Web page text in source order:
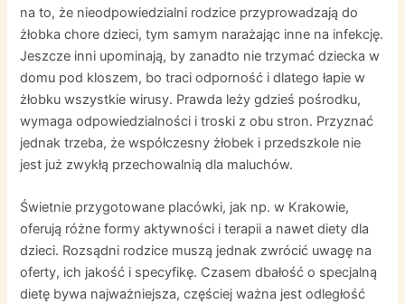
na to, że nieodpowiedzialni rodzice przyprowadzają do
żłobka chore dzieci, tym samym narażając inne na infekcję.
Jeszcze inni upominają, by zanadto nie trzymać dziecka w
domu pod kloszem, bo traci odporność i dlatego łapie w
żłobku wszystkie wirusy. Prawda leży gdzieś pośrodku,
wymaga odpowiedzialności i troski z obu stron. Przyznać
jednak trzeba, że współczesny żłobek i przedszkole nie
jest już zwykłą przechowalnią dla maluchów.
Świetnie przygotowane placówki, jak np. w Krakowie,
oferują różne formy aktywności i terapii a nawet diety dla
dzieci. Rozsądni rodzice muszą jednak zwrócić uwagę na
oferty, ich jakość i specyfikę. Czasem dbałość o specjalną
dietę bywa najważniejsza, częściej ważna jest odległość